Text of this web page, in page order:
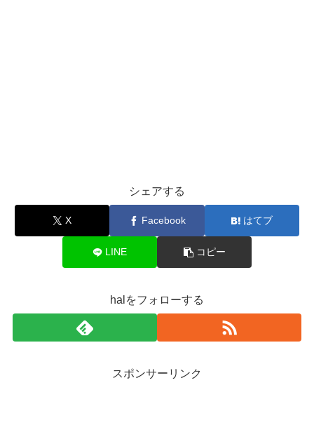
シェアする
X Facebook はてブ
LINE コピー
halをフォローする
スポンサーリンク